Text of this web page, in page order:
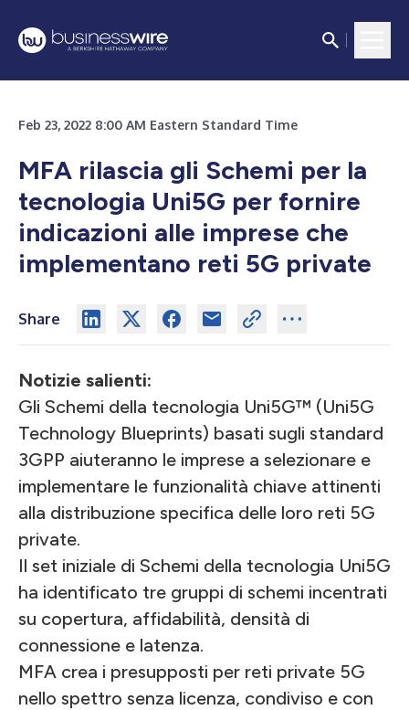
Feb 23, 2022 8:00 AM Eastern Standard Time
MFA rilascia gli Schemi per la
tecnologia Uni5G per fornire
indicazioni alle imprese che
implementano reti 5G private
Share
Notizie salienti:
Gli Schemi della tecnologia Uni5G™ (Uni5G
Technology Blueprints) basati sugli standard
3GPP aiuteranno le imprese a selezionare e
implementare le funzionalità chiave attinenti
alla distribuzione specifica delle loro reti 5G
private.
Il set iniziale di Schemi della tecnologia Uni5G
ha identificato tre gruppi di schemi incentrati
su copertura, affidabilità, densità di
connessione e latenza.
MFA crea i presupposti per reti private 5G
nello spettro senza licenza, condiviso e con